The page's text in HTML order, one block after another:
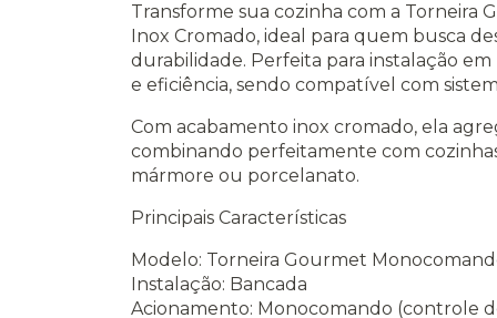
Transforme sua cozinha com a
Inox Cromado, ideal para quem busca
durabilidade. Perfeita para instalação
e eficiência, sendo compatível com
Com acabamento inox cromado, ela
combinando perfeitamente com
mármore ou porcelanato.
Principais Características
Modelo: Torneira Gourmet
Instalação: Bancada
Acionamento: Monocomando (controle